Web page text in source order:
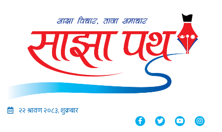
२२ श्रावण २०८३, शुक्रबार